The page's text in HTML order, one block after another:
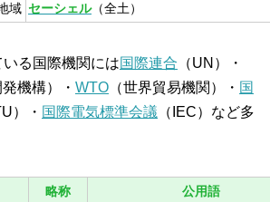
域 セーシェル（全土）
る国際機関には国際連合 （UN）・
機構）・ WTO （世界貿易機関）・ 国
）・ 国際電気標準会議 （IEC）など多
略称 公用語